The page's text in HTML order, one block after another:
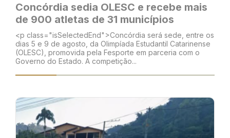
Concórdia sedia OLESC e recebe mais
de 900 atletas de 31 municípios
<p class="isSelectedEnd">Concórdia será sede, entre os
dias 5 e 9 de agosto, da Olimpíada Estudantil Catarinense
(OLESC), promovida pela Fesporte em parceria com o
Governo do Estado. A competição...